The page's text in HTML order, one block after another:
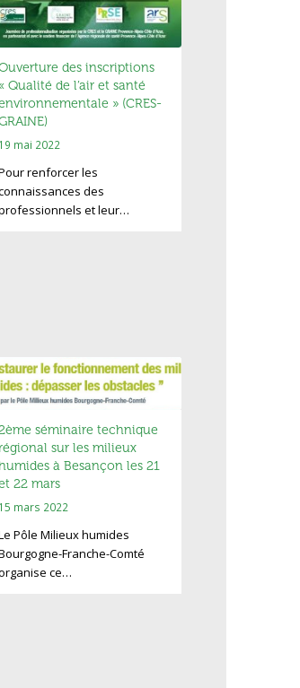
des inscriptions
Qualité de l’air et santé
» (CRES-
19 mai 2022
renforcer les
des
et leur…
séminaire technique
sur les milieux
à Besançon les 21
22 mars
15 mars 2022
Pôle Milieux humides
Franche-Comté
ce…